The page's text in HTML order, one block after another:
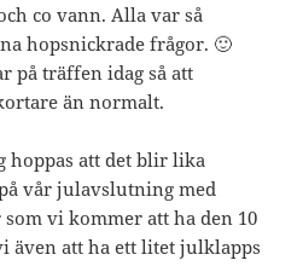
co vann. Alla var så
hopsnickrade frågor. 🙂
på träffen idag så att
än normalt.
hoppas att det blir lika
vår julavslutning med
vi kommer att ha den 10
även att ha ett litet julklapps